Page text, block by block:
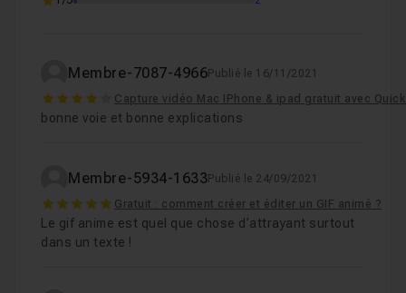
Membre-7087-4966Publié le 16/11/2021
4 Capture vidéo Mac IPhone & ipad gratuit avec
bonne voie et bonne explications
Membre-5934-1633Publié le 24/09/2021
5 Gratuit : comment créer et éditer un GIF animé ?
Le gif anime est quel que chose d’attrayant surtout
dans un texte !